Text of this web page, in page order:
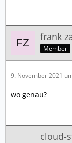
frank
Member
9. November 2021
wo genau?
cloud-